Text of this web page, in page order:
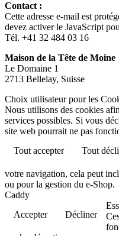
Contact :
Cette adresse e-mail est
devez activer le JavaScript
Tél. +41 32 484 03 16
Maison de la Tête de Moine
Le Domaine 1
2713 Bellelay, Suisse
Choix utilisateur pour les
Nous utilisons des cookies
services possibles. Si vous
site web pourrait ne pas
Tout accepter
Tout
votre navigation, cela peut
ou pour la gestion du e-Shop.
Caddy
Accepter
Décliner